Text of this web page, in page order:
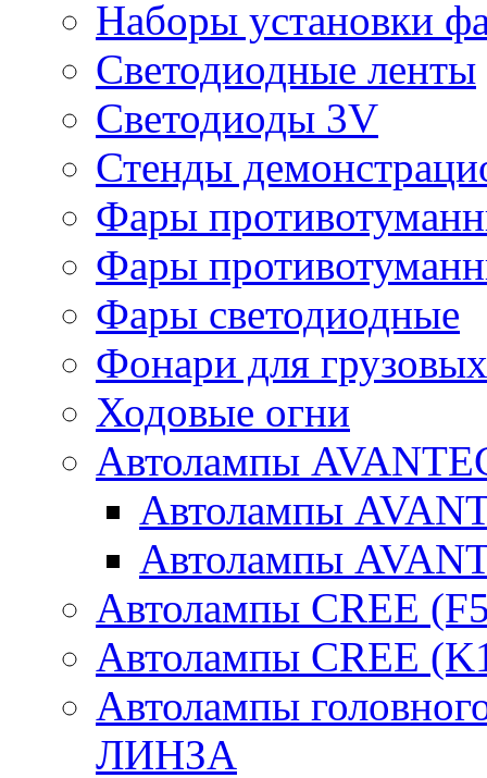
Наборы установки
Светодиодные ленты
Светодиоды 3V
Стенды
Фары
Фары
Фары светодиодные
Фонари для
Ходовые огни
Автолампы
Автолампы
Автолампы
Автолампы CREE
Автолампы CREE
Автолампы
ЛИНЗА